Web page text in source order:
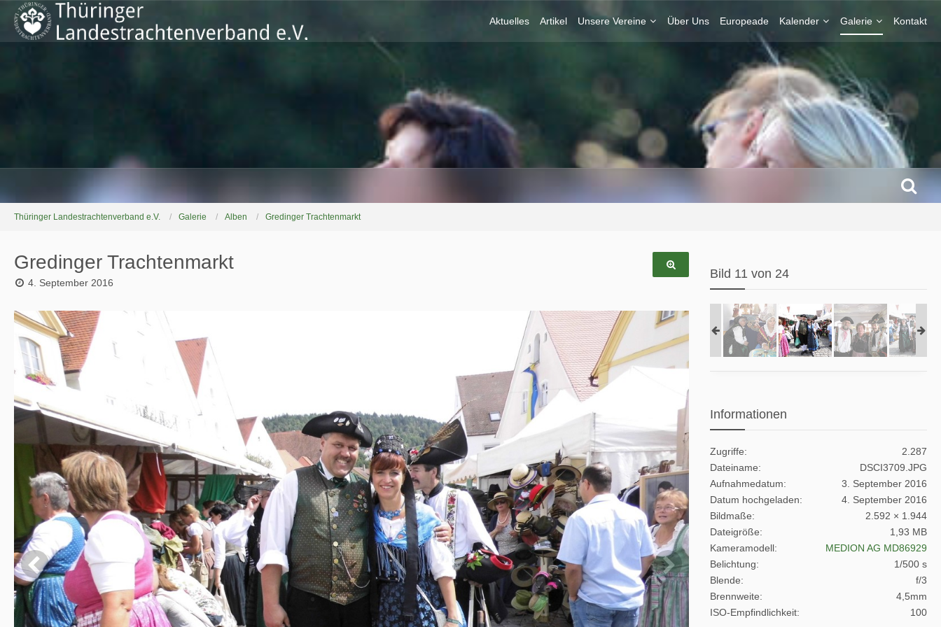
Aktuelles Artikel Unsere Vereine Über Uns Europeade Kalender Galerie Kontakt
Thüringer Landestrachtenverband e.V. Galerie Alben Gredinger Trachtenmarkt
Gredinger Trachtenmarkt
4. September 2016
Bild 11 von 24
Informationen
Zugriffe
2.287
Dateiname
DSCI3709.JPG
Aufnahmedatum
3. September 2016
Datum hochgeladen
4. September 2016
Bildmaße
2.592 × 1.944
Dateigröße
1,93 MB
Kameramodell
MEDION AG MD86929
Belichtung
1/500 s
Blende
f/3
Brennweite
4,5mm
ISO-Empfindlichkeit
100